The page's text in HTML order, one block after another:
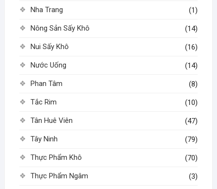
Nha Trang (1)
Nông Sản Sấy Khô (14)
Nui Sấy Khô (16)
Nước Uống (14)
Phan Tâm (8)
Tắc Rim (10)
Tân Huê Viên (47)
Tây Ninh (79)
Thực Phẩm Khô (70)
Thực Phẩm Ngâm (3)